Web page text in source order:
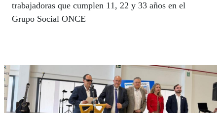
trabajadoras que cumplen 11, 22 y 33 años en el
Grupo Social ONCE